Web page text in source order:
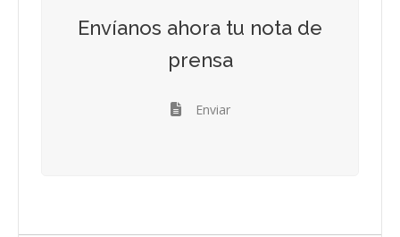
Envíanos ahora tu nota de
prensa
Enviar